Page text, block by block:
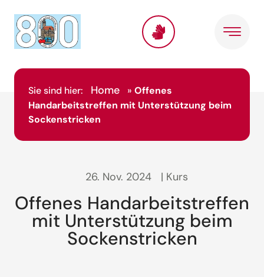
Sie sind hier: Home » Offenes
Handarbeitstreffen mit Unterstützung beim
Sockenstricken
26. Nov. 2024 | Kurs
Offenes Handarbeitstreffen
mit Unterstützung beim
Sockenstricken